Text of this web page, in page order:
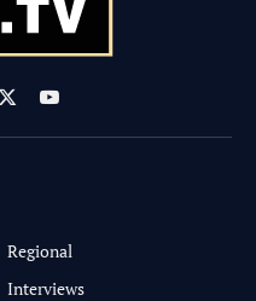
X
(Twitter)
YouTube
Regional
Interviews